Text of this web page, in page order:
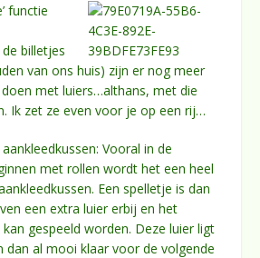
functie
billetjes
van ons huis) zijn er nog meer
met luiers…althans, met die
Ik zet ze even voor je op een rij…
Vooral in de
met rollen wordt het een heel
Een spelletje is dan
een extra luier erbij en het
gespeeld worden. Deze luier ligt
dan al mooi klaar voor de volgende